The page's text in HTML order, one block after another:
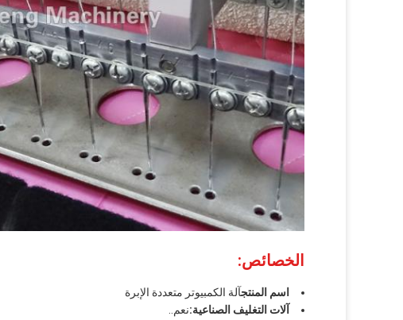
الخصائص:
اسم المنتجآلة الكمبيوتر متعددة الإبرة
آلات التغليف الصناعية:نعم..